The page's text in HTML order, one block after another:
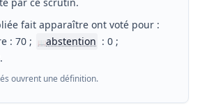
fait apparaître ont voté pour :
: 70 ;
📖abstention : 0 ;
ouvrent une définition.